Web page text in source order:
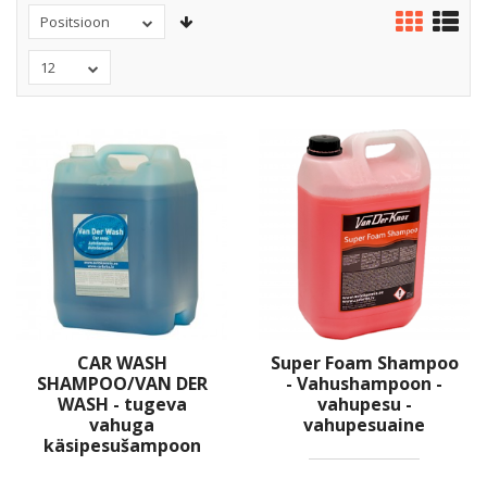
Positsioon
12
CAR WASH
SHAMPOO/VAN DER
WASH - tugeva
vahuga
käsipesušampoon
Super Foam Shampoo
- Vahushampoon -
vahupesu -
vahupesuaine